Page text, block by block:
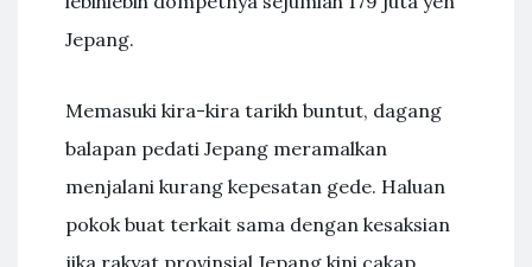
Jepang.
Memasuki kira-kira tarikh buntut, dagang
balapan pedati Jepang meramalkan
menjalani kurang kepesatan gede. Haluan
pokok buat terkait sama dengan kesaksian
jika rakyat provinsial Jepang kini cakap